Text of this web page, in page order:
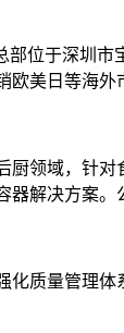
位于深圳
美日等海外
领域，针
解决方案
质量管理